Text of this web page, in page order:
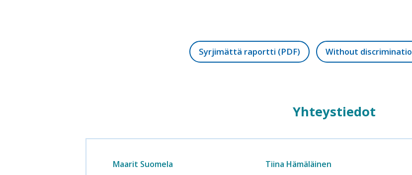
Syrjimättä raportti (PDF) Without
Yhteystiedot
Maarit Suomela Tiina Hämäläinen